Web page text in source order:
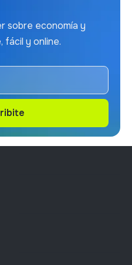
sobre economía y
fácil y online.